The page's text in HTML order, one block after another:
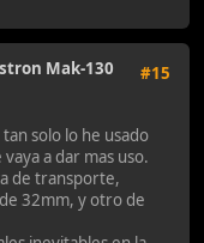
#15
Mak-130
solo lo he usado
a dar mas uso.
de transporte,
32mm, y otro de